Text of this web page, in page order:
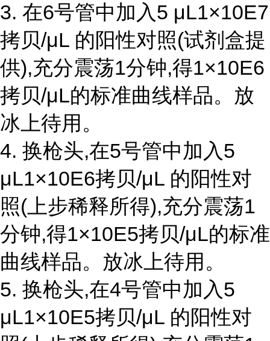
3. 在6号管中加入5 μL1×10E7
拷贝/μL 的阳性对照(试剂盒提
供),充分震荡1分钟,得1×10E6
拷贝/μL的标准曲线样品。放
冰上待用。
4. 换枪头,在5号管中加入5
μL1×10E6拷贝/μL 的阳性对
照(上步稀释所得),充分震荡1
分钟,得1×10E5拷贝/μL的标准
曲线样品。放冰上待用。
5. 换枪头,在4号管中加入5
μL1×10E5拷贝/μL 的阳性对